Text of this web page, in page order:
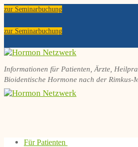
Zum
springen
Menü
Schließen
zur Seminarbuchung
zur Seminarbuchung
Informationen für Patienten, Ärzte,
Bioidentische Hormone nach der Rimkus-
Für Patienten